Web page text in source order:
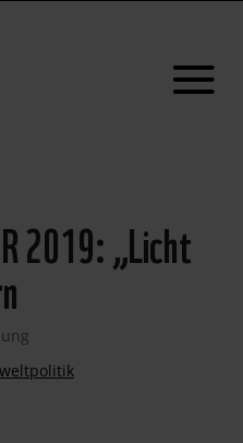
2019: „Licht